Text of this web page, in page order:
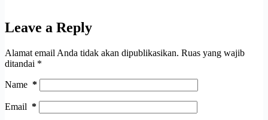
Leave a Reply
Alamat email Anda tidak akan dipublikasikan. Ruas yang wajib
ditandai *
Name *
Email *